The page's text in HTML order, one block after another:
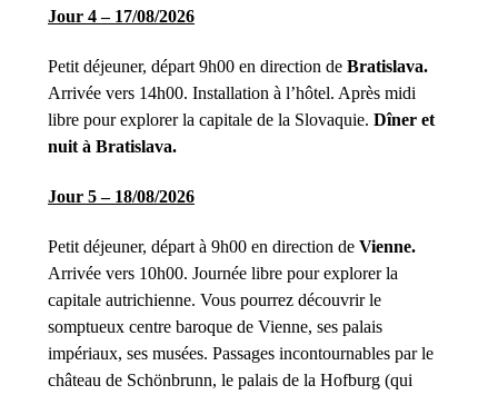
Jour 4 – 17/08/2026
Petit déjeuner, départ 9h00 en direction de Bratislava.
Arrivée vers 14h00. Installation à l’hôtel. Après midi
libre pour explorer la capitale de la Slovaquie. Dîner et
nuit à Bratislava.
Jour 5 – 18/08/2026
Petit déjeuner, départ à 9h00 en direction de Vienne.
Arrivée vers 10h00. Journée libre pour explorer la
capitale autrichienne. Vous pourrez découvrir le
somptueux centre baroque de Vienne, ses palais
impériaux, ses musées. Passages incontournables par le
château de Schönbrunn, le palais de la Hofburg (qui